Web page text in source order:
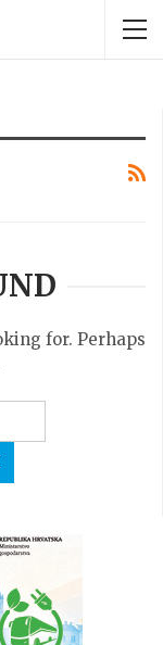
for. Perhaps